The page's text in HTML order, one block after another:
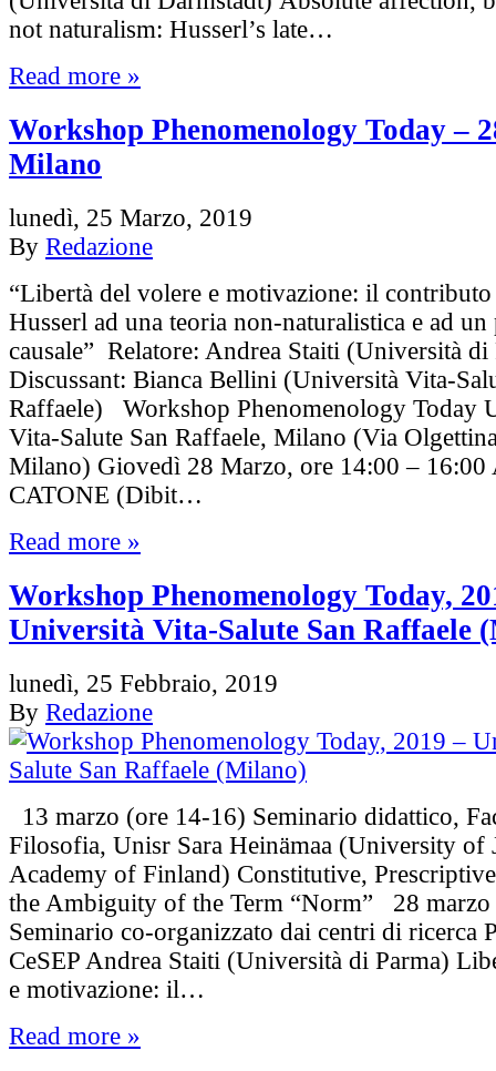
not naturalism: Husserl’s late…
Read more »
Workshop Phenomenology Today –
Milano
lunedì, 25 Marzo, 2019
By Redazione
“Libertà del volere e motivazione: il
Husserl ad una teoria non-naturalistica e ad
causale” Relatore: Andrea Staiti (Università di
Discussant: Bianca Bellini (Università Vita-
Raffaele) Workshop Phenomenology Today
Vita-Salute San Raffaele, Milano (Via
Milano) Giovedì 28 Marzo, ore 14:00 – 16:00
CATONE (Dibit…
Read more »
Workshop Phenomenology Today,
Università Vita-Salute San Raffaele
lunedì, 25 Febbraio, 2019
By Redazione
13 marzo (ore 14-16) Seminario didattico,
Filosofia, Unisr Sara Heinämaa (University of
Academy of Finland) Constitutive,
the Ambiguity of the Term “Norm” 28
Seminario co-organizzato dai centri di ricerca
CeSEP Andrea Staiti (Università di Parma)
e motivazione: il…
Read more »